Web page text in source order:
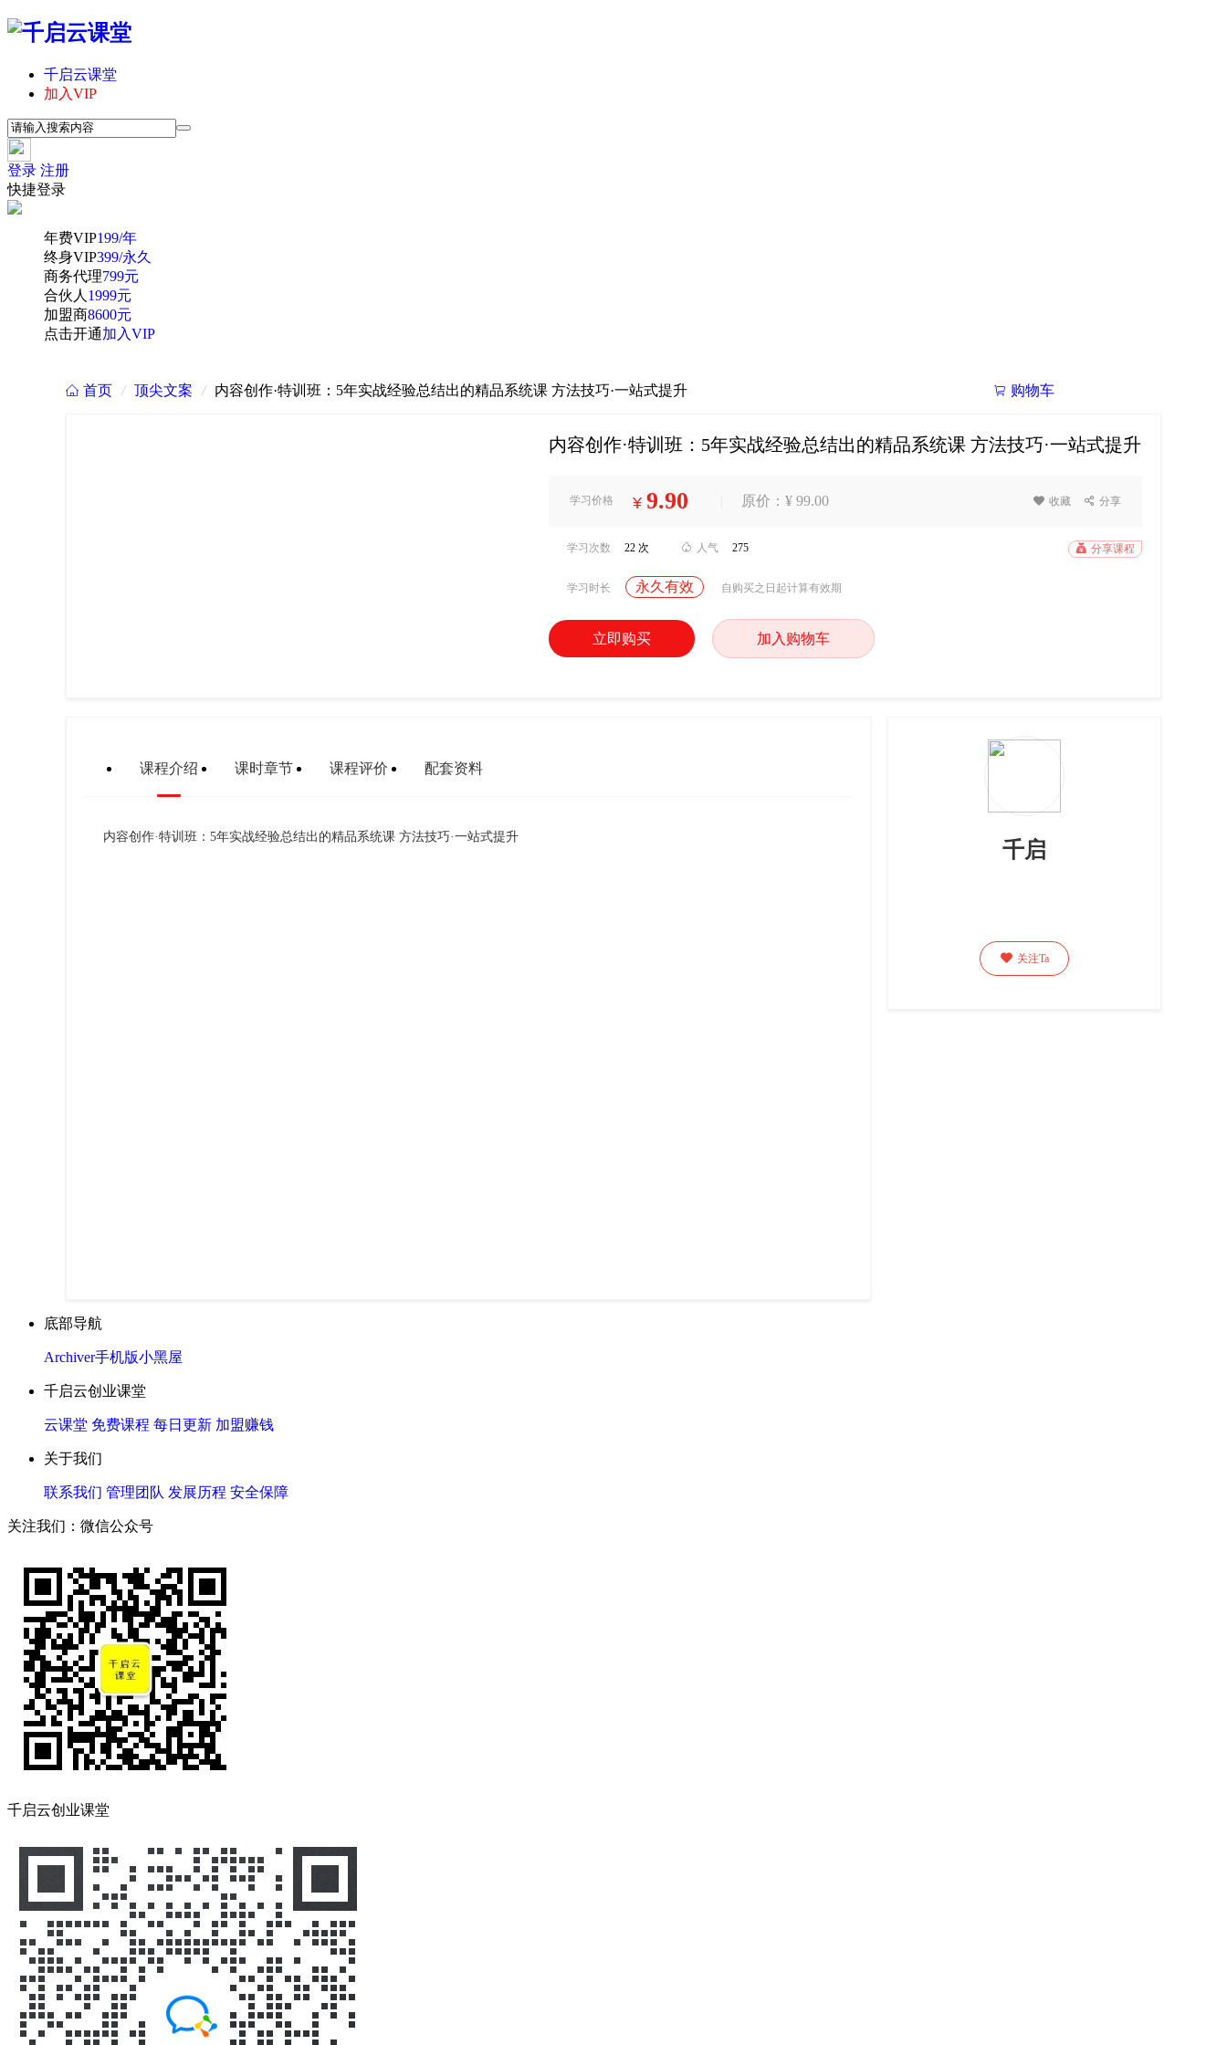
千启云课堂
加入VIP
登录 注册
快捷登录
年费VIP199/年
终身VIP399/永久
商务代理799元
合伙人 1999元
加盟商8600元
点击开通加入VIP
 购物车
 首页 / 顶尖文案 / 内容创作·特训班：5年实战经验总结出的精品系统课 方法技巧·一站式提升
内容创作·特训班：5年实战经验总结出的精品系统课 方法技巧·一站式提升
学习价格 ¥ 9.90 原价：¥ 99.00  收藏  分享
学习次数 22 次  人气 275  分享课程
学习时长 永久有效 自购买之日起计算有效期
立即购买 加入购物车
课程介绍 课时章节 课程评价 配套资料
内容创作·特训班：5年实战经验总结出的精品系统课 方法技巧·一站式提升
千启
 关注Ta
底部导航
Archiver手机版小黑屋
千启云创业课堂
云课堂 免费课程 每日更新 加盟赚钱
关于我们
联系我们 管理团队 发展历程 安全保障
关注我们：微信公众号
千启云创业课堂